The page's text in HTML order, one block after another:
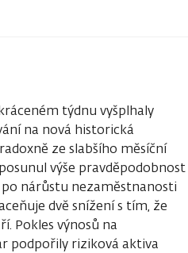
týdnu vyšplhaly
na nová historická
ze slabšího měsíční
výše pravděpodobnost
nárůstu nezaměstnanosti
dvě snížení s tím, že
Pokles výnosů na
podpořily riziková aktiva